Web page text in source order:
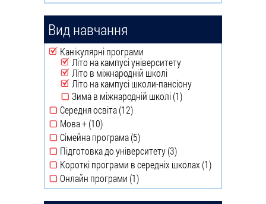
Вид навчання
Remove Канікулярні програми filter
Канікулярні програми
Remove Літо на кампусі університету filter
Літо на кампусі університету
Remove Літо в міжнародній школі filter
Літо в міжнародній школі
Remove Літо на кампусі школи-пансіону filter
Літо на кампусі школи-пансіону
Зима в міжнародній школі (1)
Середня освіта (12)
Мова + (10)
Сімейна програма (5)
filter
Підготовка до університету (3)
Підготовка до
filter
Короткі програми в середніх школах (1)
програми
Онлайн програми (1)
filter